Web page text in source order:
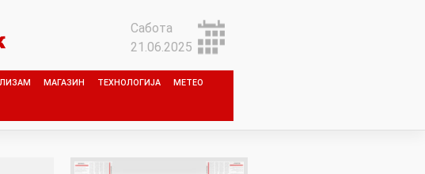
Сабота
21.06.2025
МАГАЗИН ТЕХНОЛОГИЈА МЕТЕО